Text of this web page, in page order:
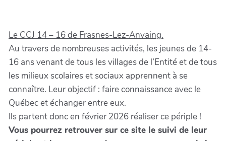
Le CCJ 14 – 16 de Frasnes-Lez-Anvaing.
Au travers de nombreuses activités, les jeunes de 14-
16 ans venant de tous les villages de l’Entité et de tous
les milieux scolaires et sociaux apprennent à se
connaître. Leur objectif : faire connaissance avec le
Québec et échanger entre eux.
Ils partent donc en février 2026 réaliser ce périple !
Vous pourrez retrouver sur ce site le suivi de leur